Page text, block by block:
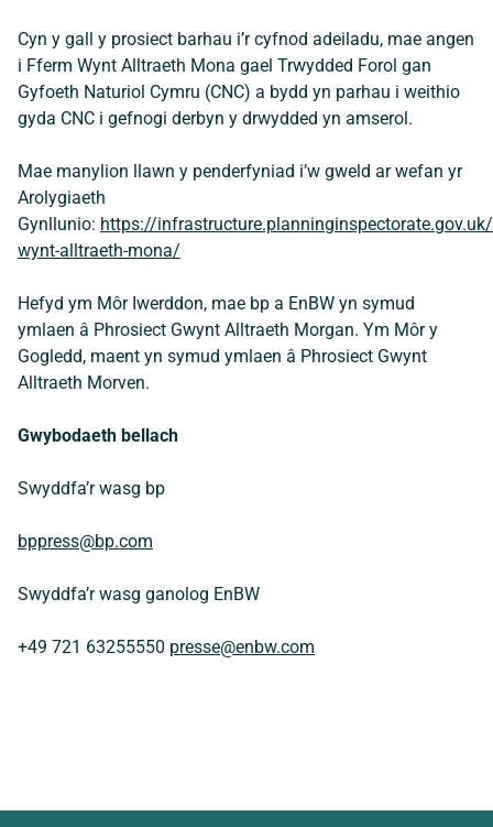
Cyn y gall y prosiect barhau i’r cyfnod adeiladu, mae angen
i Fferm Wynt Alltraeth Mona gael Trwydded Forol gan
Gyfoeth Naturiol Cymru (CNC) a bydd yn parhau i weithio
gyda CNC i gefnogi derbyn y drwydded yn amserol.
Mae manylion llawn y penderfyniad i’w gweld ar wefan yr
Arolygiaeth
Gynllunio: https://
wynt-alltraeth-mona/
Hefyd ym Môr Iwerddon, mae bp a EnBW yn symud
ymlaen â Phrosiect Gwynt Alltraeth Morgan. Ym Môr y
Gogledd, maent yn symud ymlaen â Phrosiect Gwynt
Alltraeth Morven.
Gwybodaeth bellach
Swyddfa’r wasg bp
bppress@bp.com
Swyddfa’r wasg ganolog EnBW
+49 721 63255550 presse@enbw.com